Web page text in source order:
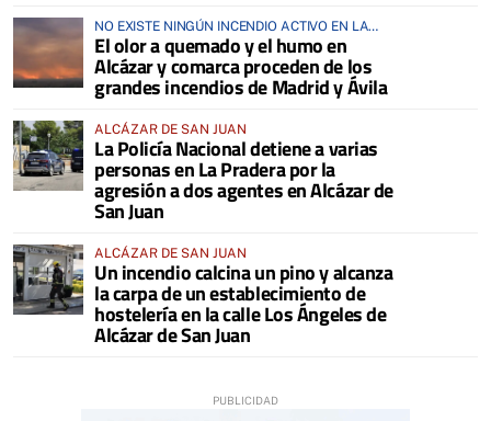
NO EXISTE NINGÚN INCENDIO ACTIVO EN LA
COMARCA
El olor a quemado y el humo en
Alcázar y comarca proceden de los
grandes incendios de Madrid y Ávila
ALCÁZAR DE SAN JUAN
La Policía Nacional detiene a varias
personas en La Pradera por la
agresión a dos agentes en Alcázar de
San Juan
ALCÁZAR DE SAN JUAN
Un incendio calcina un pino y alcanza
la carpa de un establecimiento de
hostelería en la calle Los Ángeles de
Alcázar de San Juan